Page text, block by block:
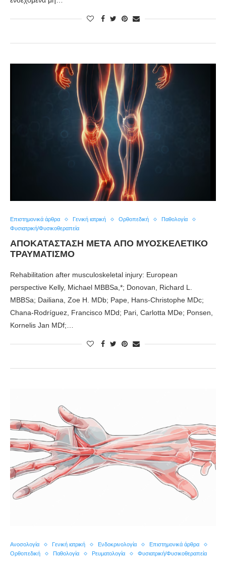
Επιστημονικά άρθρα Γενική ιατρική Ορθοπεδική
Παθολογία
Φυσιατρική/Φυσικοθεραπεία
ΑΠΟΚΑΤΑΣΤΑΣΗ ΜΕΤΑ ΑΠΟ ΜΥΟΣΚΕΛΕΤΙΚΟ
ΤΡΑΥΜΑΤΙΣΜΟ
Rehabilitation after musculoskeletal injury: European
perspective Kelly, Michael MBBSa,*; Donovan, Richard L.
MBBSa; Dailiana, Zoe H. MDb; Pape, Hans-Christophe MDc;
Chana-Rodríguez, Francisco MDd; Pari, Carlotta MDe; Ponsen,
Kornelis Jan MDf;…
Ανοσολογία Γενική ιατρική Ενδοκρινολογία
Επιστημονικά άρθρα
Ορθοπεδική
Παθολογία Ρευματολογία Φυσιατρική/Φυσικοθεραπεία